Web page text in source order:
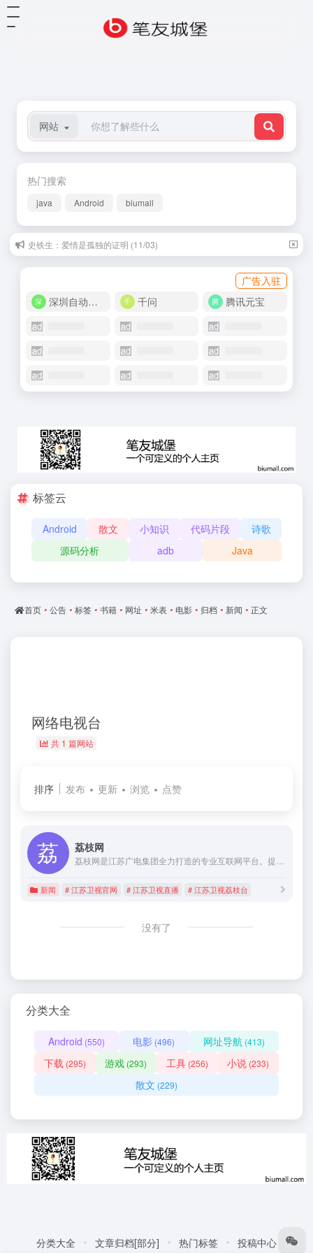
网站
热门搜索
java Android biumall
史铁生：爱情是孤独的证明 (11/03)
广告入驻
深圳自动化商城
千问 腾讯元宝
标签云
Android 散文 小知识 代码片段
诗歌
源码分析
adb Java
首页 • 公告 • 标签 • 书籍 • 网址 • 米表 • 电影 • 归档 • 新闻 • 正文
网络电视台
共 1 篇网站
排序 发布 更新 浏览 点赞
荔枝网
新闻 # 江苏卫视官网 # 江苏卫视直播 # 江苏卫视荔枝台
没有了
分类大全
Android (550) 电影 (496) 网址导航 (413)
下载 (295) 游戏 (293) 工具(256) 小说 (233)
散文 (229)
分类大全 文章归档[部分] 热门标签 投稿中心